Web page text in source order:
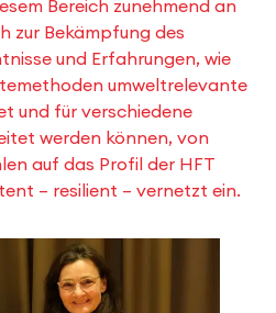
Bereich zunehmend an
zur Bekämpfung des
und Erfahrungen, wie
umweltrelevante
und für verschiedene
werden können, von
auf das Profil der HFT
– resilient – vernetzt ein.